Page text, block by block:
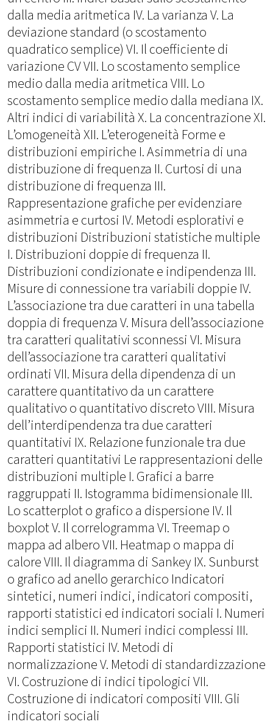
dalla media aritmetica IV. La varianza V. La
deviazione standard (o scostamento
quadratico semplice) VI. Il coefficiente di
variazione CV VII. Lo scostamento semplice
medio dalla media aritmetica VIII. Lo
scostamento semplice medio dalla mediana IX.
Altri indici di variabilità X. La concentrazione XI.
L’omogeneità XII. L’eterogeneità Forme e
distribuzioni empiriche I. Asimmetria di una
distribuzione di frequenza II. Curtosi di una
distribuzione di frequenza III.
Rappresentazione grafiche per evidenziare
asimmetria e curtosi IV. Metodi esplorativi e
distribuzioni Distribuzioni statistiche multiple
I. Distribuzioni doppie di frequenza II.
Distribuzioni condizionate e indipendenza III.
Misure di connessione tra variabili doppie IV.
L’associazione tra due caratteri in una tabella
doppia di frequenza V. Misura dell’associazione
tra caratteri qualitativi sconnessi VI. Misura
dell’associazione tra caratteri qualitativi
ordinati VII. Misura della dipendenza di un
carattere quantitativo da un carattere
qualitativo o quantitativo discreto VIII. Misura
dell’interdipendenza tra due caratteri
quantitativi IX. Relazione funzionale tra due
caratteri quantitativi Le rappresentazioni delle
distribuzioni multiple I. Grafici a barre
raggruppati II. Istogramma bidimensionale III.
Lo scatterplot o grafico a dispersione IV. Il
boxplot V. Il correlogramma VI. Treemap o
mappa ad albero VII. Heatmap o mappa di
calore VIII. Il diagramma di Sankey IX. Sunburst
o grafico ad anello gerarchico Indicatori
sintetici, numeri indici, indicatori compositi,
rapporti statistici ed indicatori sociali I. Numeri
indici semplici II. Numeri indici complessi III.
Rapporti statistici IV. Metodi di
normalizzazione V. Metodi di standardizzazione
VI. Costruzione di indici tipologici VII.
Costruzione di indicatori compositi VIII. Gli
indicatori sociali